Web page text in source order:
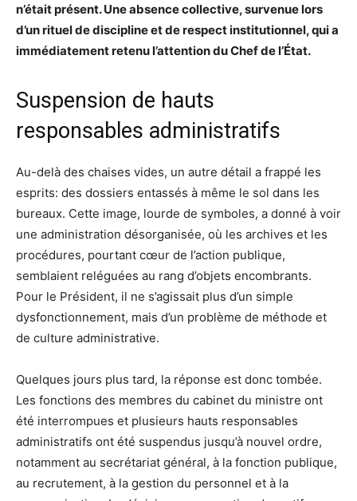
n’était présent. Une absence collective, survenue lors
d’un rituel de discipline et de respect institutionnel, qui a
immédiatement retenu l’attention du Chef de l’État.
Suspension de hauts
responsables administratifs
Au-delà des chaises vides, un autre détail a frappé les
esprits: des dossiers entassés à même le sol dans les
bureaux. Cette image, lourde de symboles, a donné à voir
une administration désorganisée, où les archives et les
procédures, pourtant cœur de l’action publique,
semblaient reléguées au rang d’objets encombrants.
Pour le Président, il ne s’agissait plus d’un simple
dysfonctionnement, mais d’un problème de méthode et
de culture administrative.
Quelques jours plus tard, la réponse est donc tombée.
Les fonctions des membres du cabinet du ministre ont
été interrompues et plusieurs hauts responsables
administratifs ont été suspendus jusqu’à nouvel ordre,
notamment au secrétariat général, à la fonction publique,
au recrutement, à la gestion du personnel et à la